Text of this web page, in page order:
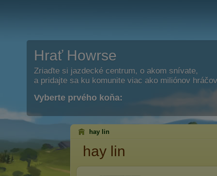
Hrať Howrse
Zriaďte si jazdecké centrum, o akom snívate,
a pridajte sa ku komunite viac ako miliónov
Vyberte prvého koňa:
hay lin
hay lin